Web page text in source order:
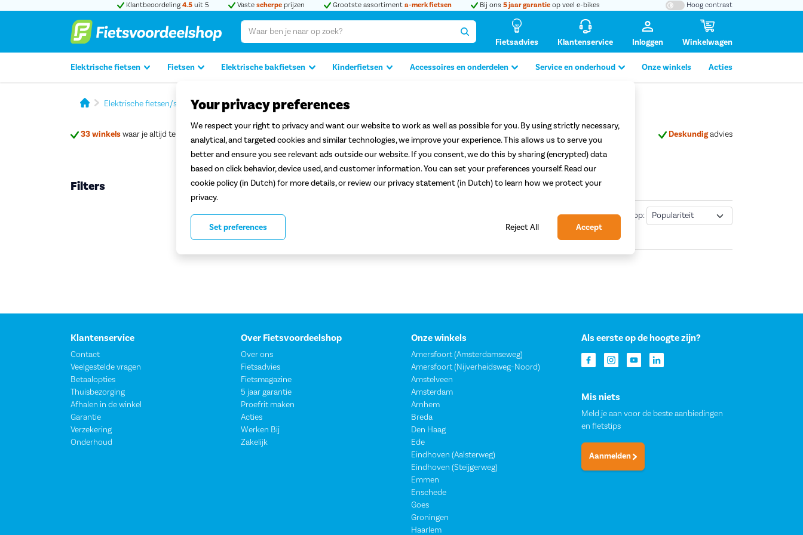
Klantbeoordeling 4.5 uit 5 Vaste scherpe prijzen Grootste assortiment a-merk fietsen Bij ons 5 jaar garantie op veel e-bikes Hoog contrast
Fietsadvies Klantenservice Inloggen Winkelwagen
Elektrische fietsen Fietsen Elektrische bakfietsen Kinderfietsen Accessoires en onderdelen Service en onderhoud Onze winkels Acties
Elektrische fietsen/speed pedelecs Koga Speed Pedelecs
33 winkelswaar je altijd terechtkan Service en rijklare aflevering aan huis Proefrit altijd Deskundigadvies
Filters Koga Speed Pedelecs
0resultaten|Sorteer op: Sorteren
Klantenservice
Contact
Veelgestelde vragen
Betaalopties
Thuisbezorging
Afhalen in de winkel
Garantie
Verzekering
Onderhoud
Over Fietsvoordeelshop
Over ons
Fietsadvies
Fietsmagazine
5 jaar garantie
Proefrit maken
Acties
Werken Bij
Zakelijk
Onze winkels
Amersfoort (Amsterdamseweg)
Amersfoort (Nijverheidsweg-Noord)
Amstelveen
Amsterdam
Arnhem
Breda
Den Haag
Ede
Eindhoven (Aalsterweg)
Eindhoven (Steijgerweg)
Emmen
Enschede
Goes
Groningen
Haarlem
Als eerste op de hoogte zijn?
Mis niets
Meld je aan voor de beste aanbiedingen
en fietstips
Aanmelden
Your privacy preferences
We respect your right to privacy and want our website to work as well as possible for you. By using strictly necessary,
analytical, and targeted cookies and similar technologies, we improve your experience. This allows us to serve you
better and ensure you see relevant ads outside our website. If you consent, we do this by sharing (encrypted) data
based on click behavior, device used, and customer information. You can set your preferences yourself. Read our
cookie policy (in Dutch) for more details, or review our privacy statement (in Dutch) to learn how we protect your
privacy.
Reject All Accept
Set preferences